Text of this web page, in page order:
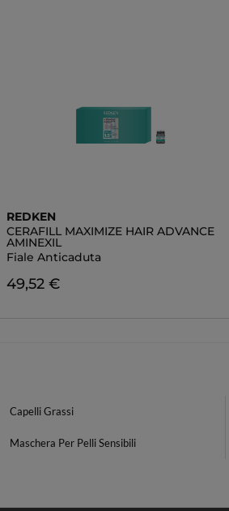
REDKEN
CERAFILL MAXIMIZE HAIR ADVANCE
AMINEXIL
Fiale Anticaduta
49,52 €
Capelli Grassi
Maschera Per Pelli Sensibili